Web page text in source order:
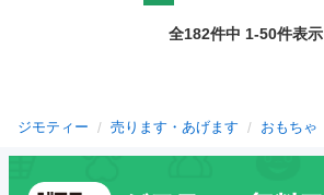
全182件中 1-50件表示
ジモティー 売ります・あげます おもちゃ